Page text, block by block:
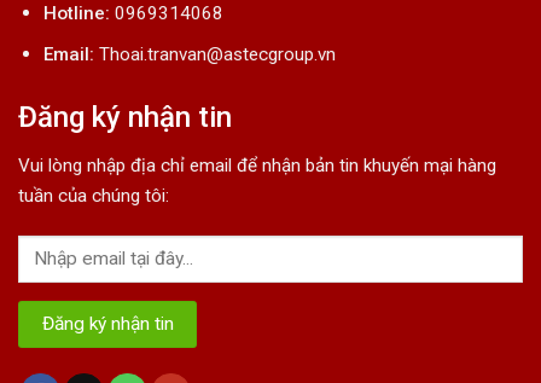
Hotline: 0969314068
Email: Thoai.tranvan@astecgroup.vn
Đăng ký nhận tin
Vui lòng nhập địa chỉ email để nhận bản tin khuyến mại hàng
tuần của chúng tôi: